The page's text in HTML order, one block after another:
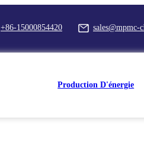
+86-15000854420 sales@mpmc-
Production D'énergie